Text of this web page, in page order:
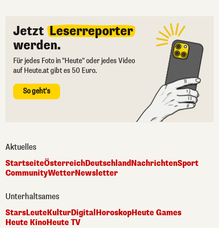
Jetzt Leserreporter
werden.
Für jedes Foto in "Heute" oder jedes Video
auf Heute.at gibt es 50 Euro.
So geht's
Aktuelles
StartseiteÖsterreichDeutschlandNachrichtenSport
CommunityWetterNewsletter
Unterhaltsames
StarsLeuteKulturDigital HoroskopHeute Games
Heute KinoHeute TV